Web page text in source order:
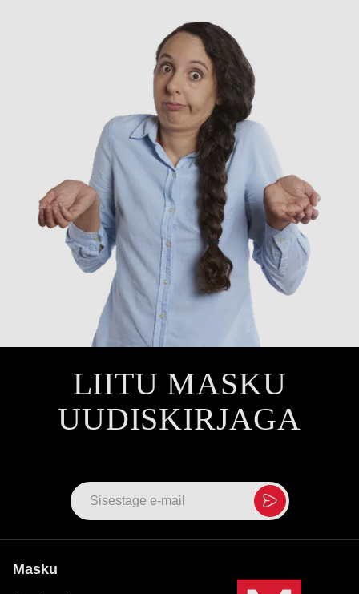
LIITU MASKU
UUDISKIRJAGA
Masku